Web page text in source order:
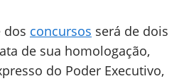
dos concursos será de dois
de sua homologação,
do Poder Executivo,